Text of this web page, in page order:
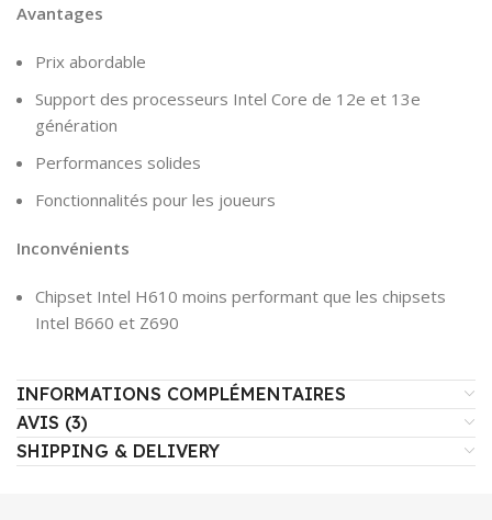
Avantages
Prix abordable
Support des processeurs Intel Core de 12e et 13e
génération
Performances solides
Fonctionnalités pour les joueurs
Inconvénients
Chipset Intel H610 moins performant que les chipsets
Intel B660 et Z690
INFORMATIONS COMPLÉMENTAIRES
AVIS (3)
SHIPPING & DELIVERY